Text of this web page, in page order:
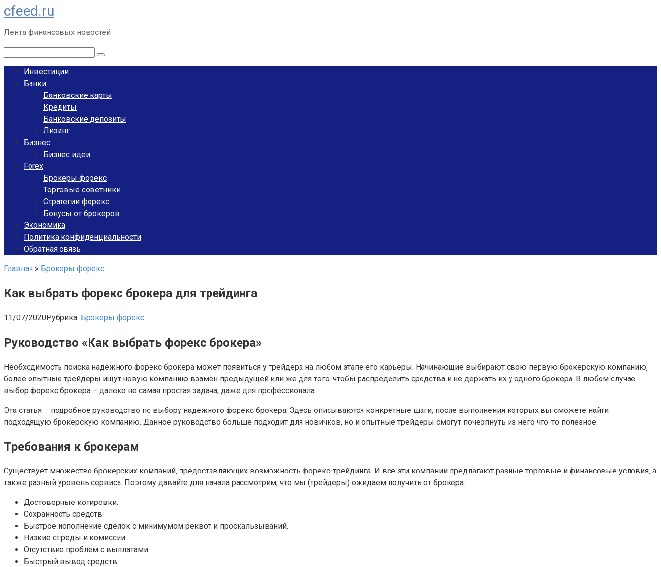
Перейти
к
контенту
cfeed.ru
Лента финансовых новостей
Инвестиции
Банки
Банковские карты
Кредиты
Банковские депозиты
Лизинг
Бизнес
Бизнес идеи
Forex
Брокеры форекс
Торговые советники
Стратегии форекс
Бонусы от брокеров
Экономика
Политика конфиденциальности
Обратная связь
Главная » Брокеры форекс
Как выбрать форекс брокера для трейдинга
11/07/2020Рубрика: Брокеры форекс
Руководство «Как выбрать форекс брокера»
Необходимость поиска надежного форекс брокера может появиться у трейдера на любом этапе его карьеры. Начинающие выбирают свою первую брокерскую компанию,
более опытные трейдеры ищут новую компанию взамен предыдущей или же для того, чтобы распределить средства и не держать их у одного брокера. В любом случае
выбор форекс брокера – далеко не самая простая задача, даже для профессионала.
Эта статья – подробное руководство по выбору надежного форекс брокера. Здесь описываются конкретные шаги, после выполнения которых вы сможете найти
подходящую брокерскую компанию. Данное руководство больше подходит для новичков, но и опытные трейдеры смогут почерпнуть из него что-то полезное.
Требования к брокерам
Существует множество брокерских компаний, предоставляющих возможность форекс-трейдинга. И все эти компании предлагают разные торговые и финансовые условия, а
также разный уровень сервиса. Поэтому давайте для начала рассмотрим, что мы (трейдеры) ожидаем получить от брокера:
Достоверные котировки.
Сохранность средств.
Быстрое исполнение сделок с минимумом реквот и проскальзываний.
Низкие спреды и комиссии.
Отсутствие проблем с выплатами.
Быстрый вывод средств.